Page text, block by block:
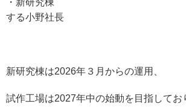
する小野社長
新研究棟は2026年３月からの運用、
試作工場は2027年中の始動を目指してお